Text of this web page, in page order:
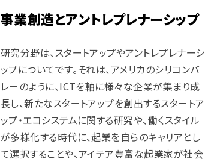
事業創造とアントレプレナーシップ
研究分野は、スタートアップやアントレプレナーシ
ップについてです。それは、アメリカのシリコンバ
レーのように、ICTを軸に様々な企業が集まり成
長し、新たなスタートアップを創出するスタートア
ップ・エコシステムに関する研究や、働くスタイル
が多様化する時代に、起業を自らのキャリアとし
て選択することや、アイテア豊富な起業家が社会